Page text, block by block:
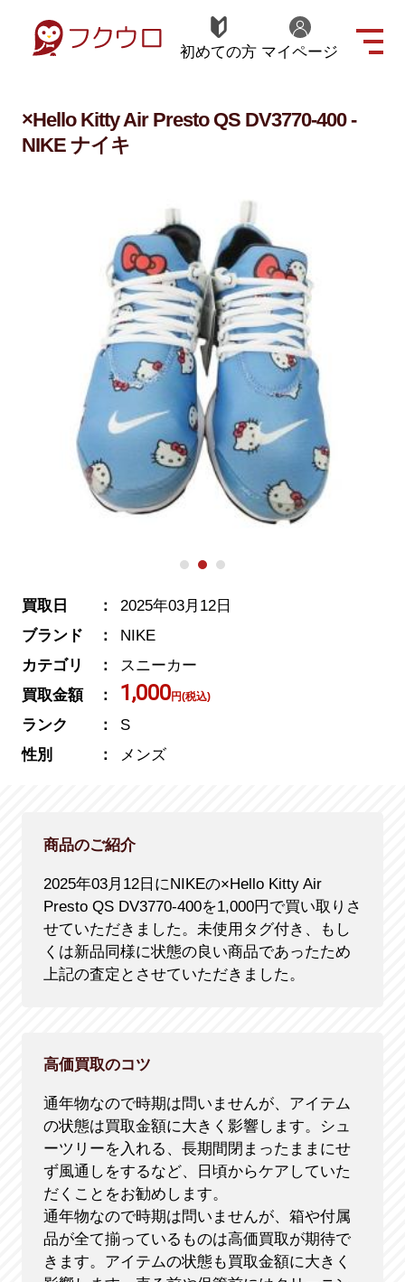
初めての方 マイページ
×Hello Kitty Air Presto QS DV3770-400 -
NIKE ナイキ
買取日
2025年03月12日
ブランド
NIKE
カテゴリ
スニーカー
買取金額
1,000円(税込)
ランク
S
性別
メンズ
商品のご紹介
2025年03月12日にNIKEの×Hello Kitty Air
Presto QS DV3770-400を1,000円で買い取りさ
せていただきました。未使用タグ付き、もし
くは新品同様に状態の良い商品であったため
上記の査定とさせていただきました。
高価買取のコツ
通年物なので時期は問いませんが、アイテム
の状態は買取金額に大きく影響します。シュ
ーツリーを入れる、長期間閉まったままにせ
ず風通しをするなど、日頃からケアしていた
だくことをお勧めします。
通年物なので時期は問いませんが、箱や付属
品が全て揃っているものは高価買取が期待で
きます。アイテムの状態も買取金額に大きく